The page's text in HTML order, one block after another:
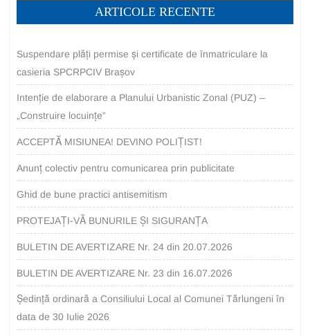
ARTICOLE RECENTE
Suspendare plăți permise și certificate de înmatriculare la
casieria SPCRPCIV Brașov
Intenție de elaborare a Planului Urbanistic Zonal (PUZ) –
„Construire locuințe”
ACCEPTĂ MISIUNEA! DEVINO POLIȚIST!
Anunț colectiv pentru comunicarea prin publicitate
Ghid de bune practici antisemitism
PROTEJAȚI-VĂ BUNURILE ȘI SIGURANȚA
BULETIN DE AVERTIZARE Nr. 24 din 20.07.2026
BULETIN DE AVERTIZARE Nr. 23 din 16.07.2026
Ședință ordinară a Consiliului Local al Comunei Tărlungeni în
data de 30 Iulie 2026